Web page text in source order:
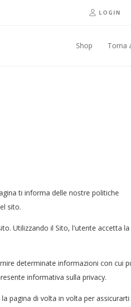
LOGIN
Shop Torna
ti informa delle nostre politiche
sito.
Utilizzando il Sito, l'utente accetta la
determinate informazioni con cui
informativa sulla privacy.
pagina di volta in volta per assicurarti